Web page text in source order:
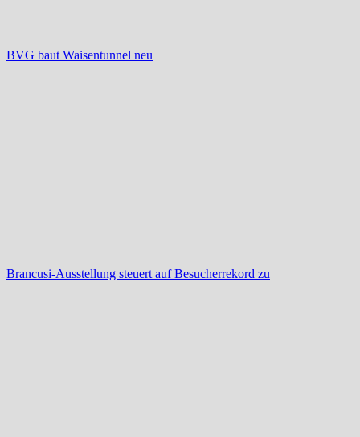
BVG baut Waisentunnel neu
Brancusi-Ausstellung steuert auf Besucherrekord zu